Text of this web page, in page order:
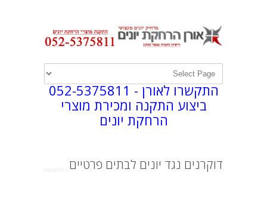
התקשרו לאורן -052-5375811
ביצוע התקנה ומכירת מוצרי
הרחקת יונים
דוקרנים נגד יונים לבתים פרטיים